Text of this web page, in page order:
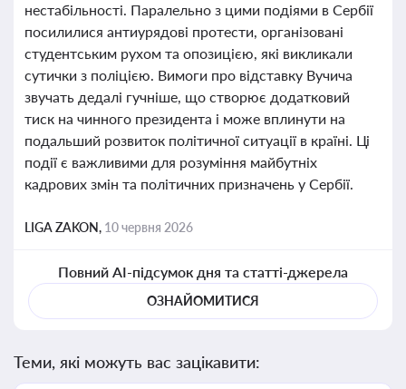
нестабільності. Паралельно з цими подіями в Сербії
посилилися антиурядові протести, організовані
студентським рухом та опозицією, які викликали
сутички з поліцією. Вимоги про відставку Вучича
звучать дедалі гучніше, що створює додатковий
тиск на чинного президента і може вплинути на
подальший розвиток політичної ситуації в країні. Ці
події є важливими для розуміння майбутніх
кадрових змін та політичних призначень у Сербії.
LIGA ZAKON, 10 червня 2026
Повний AI-підсумок дня та статті-джерела
ОЗНАЙОМИТИСЯ
Теми, які можуть вас зацікавити: